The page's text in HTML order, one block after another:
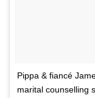
Pippa & fiancé
marital counselling